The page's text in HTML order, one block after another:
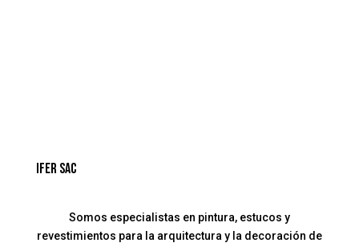
Ifer sac
Somos especialistas en pintura, estucos y
revestimientos para la arquitectura y la decoración de